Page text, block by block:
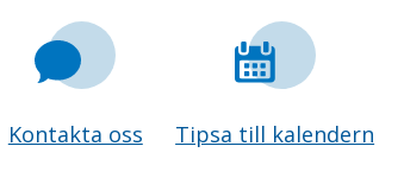
Kontakta oss Tipsa till kalendern